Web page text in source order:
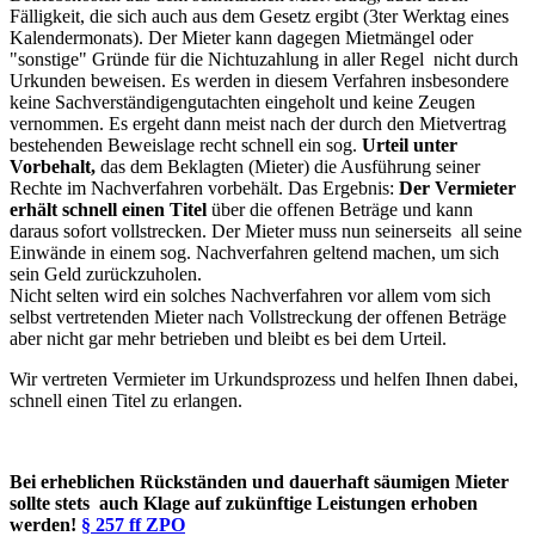
Fälligkeit, die sich auch aus dem Gesetz ergibt (3ter Werktag eines
Kalendermonats). Der Mieter kann dagegen Mietmängel oder
"sonstige" Gründe für die Nichtuzahlung in aller Regel nicht durch
Urkunden beweisen. Es werden in diesem Verfahren insbesondere
keine Sachverständigengutachten eingeholt und keine Zeugen
vernommen. Es ergeht dann meist nach der durch den Mietvertrag
bestehenden Beweislage recht schnell ein sog. Urteil unter
Vorbehalt, das dem Beklagten (Mieter) die Ausführung seiner
Rechte im Nachverfahren vorbehält. Das Ergebnis: Der Vermieter
erhält schnell einen Titel über die offenen Beträge und kann
daraus sofort vollstrecken. Der Mieter muss nun seinerseits all seine
Einwände in einem sog. Nachverfahren geltend machen, um sich
sein Geld zurückzuholen.
Nicht selten wird ein solches Nachverfahren vor allem vom sich
selbst vertretenden Mieter nach Vollstreckung der offenen Beträge
aber nicht gar mehr betrieben und bleibt es bei dem Urteil.
Wir vertreten Vermieter im Urkundsprozess und helfen Ihnen dabei,
schnell einen Titel zu erlangen.
Bei erheblichen Rückständen und dauerhaft säumigen Mieter
sollte stets auch Klage auf zukünftige Leistungen erhoben
werden! § 257 ff ZPO